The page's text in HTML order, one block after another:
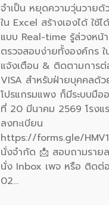
จำเป็น หยุดความวุ่นวายด้
ใน Excel สร้างเองได้ ใ
แบบ Real-time รู้ล่วงหน้
ตรวจสอบง่ายทั้งองค์กร ใ
แจ้งเตือน & ติดตามการ
VISA สำหรับฝ่ายบุคคลด้
โปรแกรมแพง ก็มีระบบมือ
ที่ 20 มีนาคม 2569 โรงแ
ลงทะเบียน
https://forms.gle/
นั่งจำกัด 📩 สอบถามราย
นั่ง Inbox เพจ หรือ ติดต่
02…